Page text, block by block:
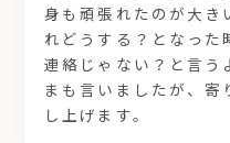
身も頑張れたのが大き
れどうする？となった
連絡じゃない？と言う
まも言いましたが、寄
し上げます。